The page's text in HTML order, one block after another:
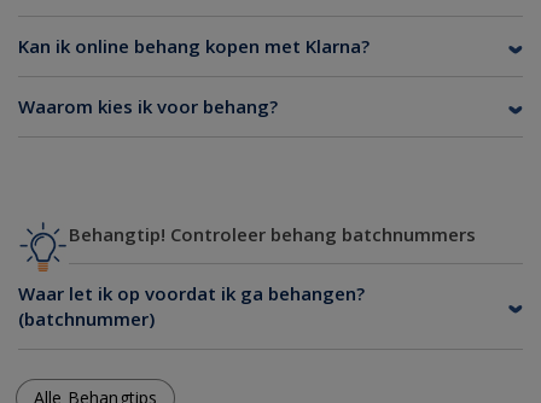
Kan ik online behang kopen met Klarna?
Waarom kies ik voor behang?
Behangtip! Controleer behang batchnummers
Waar let ik op voordat ik ga behangen?
(batchnummer)
Alle Behangtips